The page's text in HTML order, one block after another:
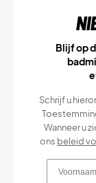
Blijf op
Schrijf u
Wanneer u
ons beleid